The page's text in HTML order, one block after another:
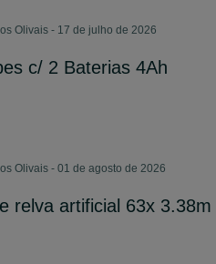
Olivais - 17 de julho de 2026
c/ 2 Baterias 4Ah
Olivais - 01 de agosto de 2026
relva artificial 63x 3.38m